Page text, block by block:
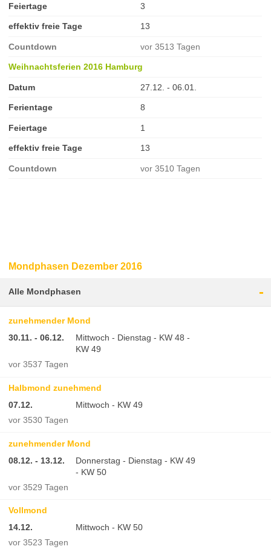
Feiertage 3
effektiv freie Tage 13
Countdown vor 3513 Tagen
Weihnachtsferien 2016 Hamburg
Datum 27.12. - 06.01.
Ferientage 8
Feiertage 1
effektiv freie Tage 13
Countdown vor 3510 Tagen
Mondphasen Dezember 2016
Alle Mondphasen -
zunehmender Mond
30.11. - 06.12.
Mittwoch - Dienstag - KW 48 -
KW 49
vor 3537 Tagen
Halbmond zunehmend
07.12.
Mittwoch - KW 49
vor 3530 Tagen
zunehmender Mond
08.12. - 13.12.
Donnerstag - Dienstag - KW 49
- KW 50
vor 3529 Tagen
Vollmond
14.12.
Mittwoch - KW 50
vor 3523 Tagen